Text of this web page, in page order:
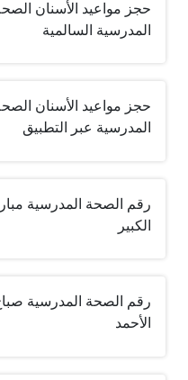
حجز مواعيد الأسنان
المدرسية السالمية
حجز مواعيد الأسنان
المدرسية عبر التطبيق
رقم الصحة المدرسية
الكبير
رقم الصحة المدرسية
الأحمد